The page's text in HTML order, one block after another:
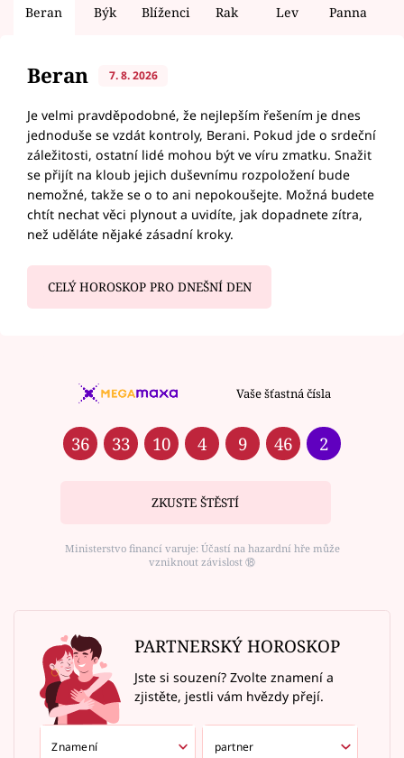
Beran Býk Blíženci Rak Lev Panna
Beran 7. 8. 2026
Je velmi pravděpodobné, že nejlepším řešením je dnes
jednoduše se vzdát kontroly, Berani. Pokud jde o srdeční
záležitosti, ostatní lidé mohou být ve víru zmatku. Snažit
se přijít na kloub jejich duševnímu rozpoložení bude
nemožné, takže se o to ani nepokoušejte. Možná budete
chtít nechat věci plynout a uvidíte, jak dopadnete zítra,
než uděláte nějaké zásadní kroky.
CELÝ HOROSKOP PRO DNEŠNÍ DEN
Vaše šťastná čísla
36 33 10 4 9 46 2
ZKUSTE ŠTĚSTÍ
Ministerstvo financí varuje: Účastí na hazardní hře může
vzniknout závislost ⑱
PARTNERSKÝ HOROSKOP
Jste si souzení? Zvolte znamení a
zjistěte, jestli vám hvězdy přejí.